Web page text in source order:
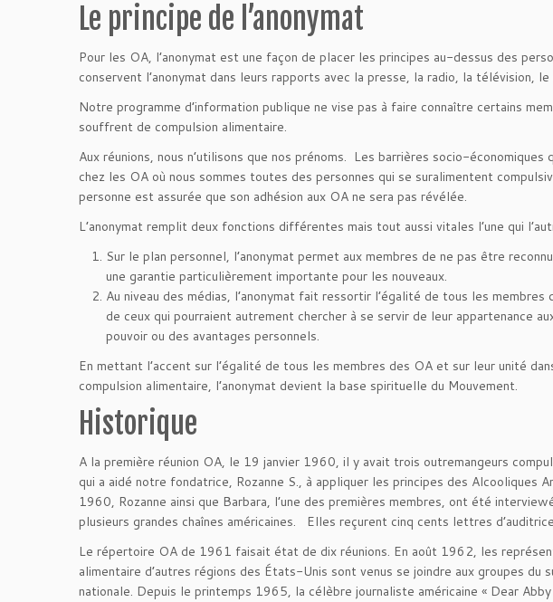
Le principe de l’anonymat
Pour les OA, l’anonymat est une façon de placer les principes au-dessus des
conservent l’anonymat dans leurs rapports avec la presse, la radio, la télévision,
Notre programme d’information publique ne vise pas à faire connaître certains
souffrent de compulsion alimentaire.
Aux réunions, nous n’utilisons que nos prénoms. Les barrières socio-
chez les OA où nous sommes toutes des personnes qui se suralimentent
personne est assurée que son adhésion aux OA ne sera pas révélée.
L’anonymat remplit deux fonctions différentes mais tout aussi vitales l’une qui
Sur le plan personnel, l’anonymat permet aux membres de ne pas être
une garantie particulièrement importante pour les nouveaux.
Au niveau des médias, l’anonymat fait ressortir l’égalité de tous les
de ceux qui pourraient autrement chercher à se servir de leur appartenance
pouvoir ou des avantages personnels.
En mettant l’accent sur l’égalité de tous les membres des OA et sur leur unité
compulsion alimentaire, l’anonymat devient la base spirituelle du Mouvement.
Historique
A la première réunion OA, le 19 janvier 1960, il y avait trois outremangeurs
qui a aidé notre fondatrice, Rozanne S., à appliquer les principes des Alcooliques
1960, Rozanne ainsi que Barbara, l’une des premières membres, ont été
plusieurs grandes chaînes américaines. Elles reçurent cinq cents lettres
Le répertoire OA de 1961 faisait état de dix réunions. En août 1962, les
alimentaire d’autres régions des États-Unis sont venus se joindre aux groupes du
nationale. Depuis le printemps 1965, la célèbre journaliste américaine « Dear